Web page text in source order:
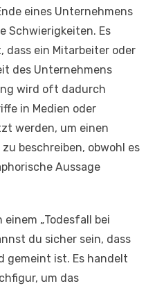
eines Unternehmens
Schwierigkeiten. Es
ein Mitarbeiter oder
des Unternehmens
wird oft dadurch
in Medien oder
werden, um einen
beschreiben, obwohl es
Aussage
„Todesfall bei
du sicher sein, dass
gemeint ist. Es handelt
um das